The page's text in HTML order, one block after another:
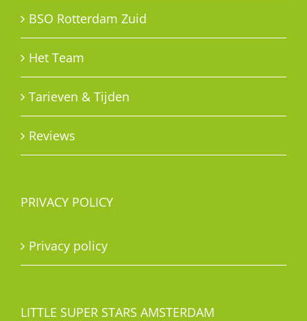
BSO Rotterdam Zuid
Het Team
Tarieven & Tijden
Reviews
PRIVACY POLICY
Privacy policy
LITTLE SUPER STARS AMSTERDAM